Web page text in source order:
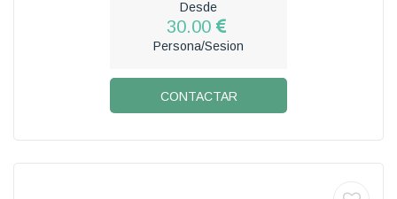
Desde
30.00
Persona/Sesion
CONTACTAR